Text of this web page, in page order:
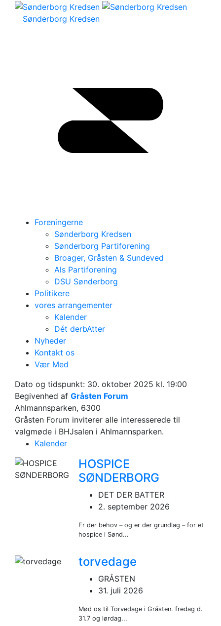
Sønderborg Kredsen
Foreningerne
Sønderborg Kredsen
Sønderborg Partiforening
Broager, Gråsten & Sundeved
Als Partiforening
DSU Sønderborg
Politikere
vores arrangementer
Kalender
Dét derbAtter
Nyheder
Kontakt os
Vær Med
2025
Valgmøde Gråsten
Dato og tidspunkt: 30. oktober 2025 kl. 19:00
Begivenhed af Gråsten Forum
Ahlmannsparken, 6300
Gråsten Forum inviterer alle interesserede til
valgmøde i BHJsalen i Ahlmannsparken.
Kalender
HOSPICE
SØNDERBORG
DET DER BATTER
2. september 2026
Er der behov – og er der grundlag – for et
hospice i Sønd...
torvedage
GRÅSTEN
31. juli 2026
Mød os til Torvedage i Gråsten. fredag d.
31.7 og lørdag...